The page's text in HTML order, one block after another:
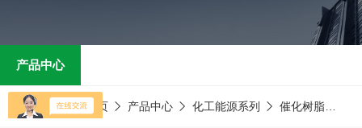
在线留言
产品中心
当前位置：首页 产品中心 化工能源系列 催化树脂